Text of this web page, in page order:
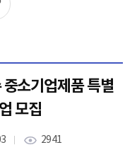
소기업제품 특별
모집
2941